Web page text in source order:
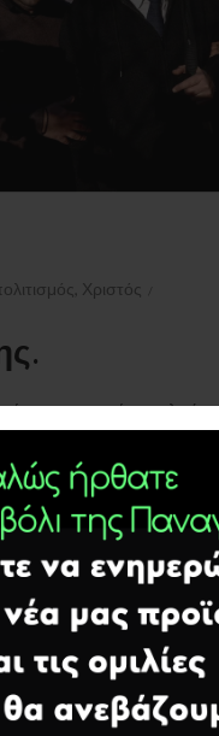
Χριστός
να επιτρέπει ο λαός
posts/
πεδία